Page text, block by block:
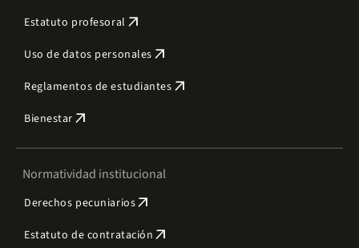
Estatuto profesoral arrow_outward
Uso de datos personales arrow_outward
Reglamentos de estudiantes arrow_outward
Bienestar arrow_outward
Normatividad institucional
Derechos pecuniariosarrow_outward
Estatuto de contratación arrow_outward